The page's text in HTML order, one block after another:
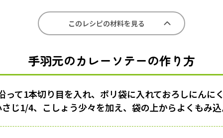
このレシピの材料を見る
手羽元のカレーソテーの作り方
って1本切り目を入れ、ポリ袋に入れておろしにんに
じ1/4、こしょう少々を加え、袋の上からよくもみ